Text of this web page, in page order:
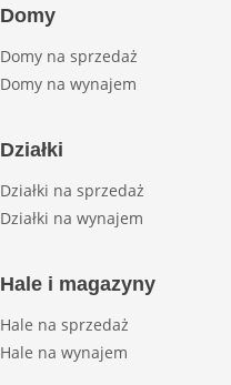
Domy
Domy na sprzedaż
Domy na wynajem
Działki
Działki na sprzedaż
Działki na wynajem
Hale i magazyny
Hale na sprzedaż
Hale na wynajem